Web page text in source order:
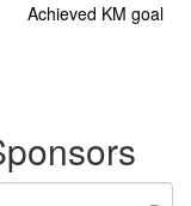
Achieved KM goal